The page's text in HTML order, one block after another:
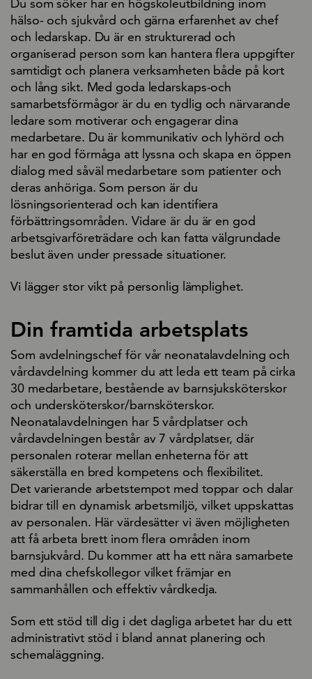
hälso- och sjukvård och gärna erfarenhet av chef
och ledarskap. Du är en strukturerad och
organiserad person som kan hantera flera uppgifter
samtidigt och planera verksamheten både på kort
och lång sikt. Med goda ledarskaps-och
samarbetsförmågor är du en tydlig och närvarande
ledare som motiverar och engagerar dina
medarbetare. Du är kommunikativ och lyhörd och
har en god förmåga att lyssna och skapa en öppen
dialog med såväl medarbetare som patienter och
deras anhöriga. Som person är du
lösningsorienterad och kan identifiera
förbättringsområden. Vidare är du är en god
arbetsgivarföreträdare och kan fatta välgrundade
beslut även under pressade situationer.
Vi lägger stor vikt på personlig lämplighet.
Din framtida arbetsplats
Som avdelningschef för vår neonatalavdelning och
vårdavdelning kommer du att leda ett team på cirka
30 medarbetare, bestående av barnsjuksköterskor
och undersköterskor/barnsköterskor.
Neonatalavdelningen har 5 vårdplatser och
vårdavdelningen består av 7 vårdplatser, där
personalen roterar mellan enheterna för att
säkerställa en bred kompetens och flexibilitet.
Det varierande arbetstempot med toppar och dalar
bidrar till en dynamisk arbetsmiljö, vilket uppskattas
av personalen. Här värdesätter vi även möjligheten
att få arbeta brett inom flera områden inom
barnsjukvård. Du kommer att ha ett nära samarbete
med dina chefskollegor vilket främjar en
sammanhållen och effektiv vårdkedja.
Som ett stöd till dig i det dagliga arbetet har du ett
administrativt stöd i bland annat planering och
schemaläggning.